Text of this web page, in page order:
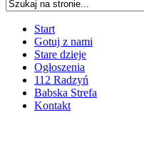
Start
Gotuj z nami
Stare dzieje
Ogłoszenia
112 Radzyń
Babska Strefa
Kontakt